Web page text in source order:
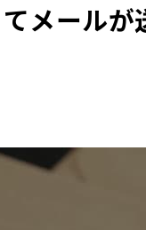
メール